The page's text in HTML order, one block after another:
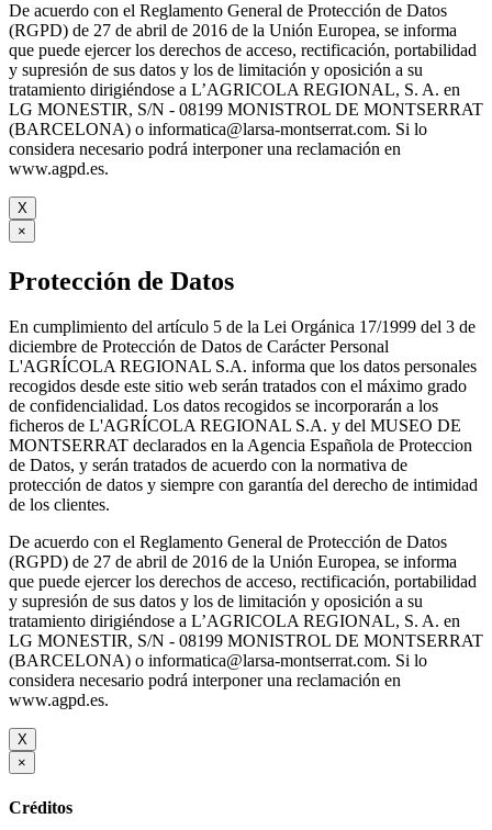
De acuerdo con el Reglamento General de Protección de Datos
(RGPD) de 27 de abril de 2016 de la Unión Europea, se informa
que puede ejercer los derechos de acceso, rectificación, portabilidad
y supresión de sus datos y los de limitación y oposición a su
tratamiento dirigiéndose a L’AGRICOLA REGIONAL, S. A. en
LG MONESTIR, S/N - 08199 MONISTROL DE MONTSERRAT
(BARCELONA) o informatica@larsa-montserrat.com. Si lo
considera necesario podrá interponer una reclamación en
www.agpd.es.
X
×
Protección de Datos
En cumplimiento del artículo 5 de la Lei Orgánica 17/1999 del 3 de
diciembre de Protección de Datos de Carácter Personal
L'AGRÍCOLA REGIONAL S.A. informa que los datos personales
recogidos desde este sitio web serán tratados con el máximo grado
de confidencialidad. Los datos recogidos se incorporarán a los
ficheros de L'AGRÍCOLA REGIONAL S.A. y del MUSEO DE
MONTSERRAT declarados en la Agencia Española de Proteccion
de Datos, y serán tratados de acuerdo con la normativa de
protección de datos y siempre con garantía del derecho de intimidad
de los clientes.
De acuerdo con el Reglamento General de Protección de Datos
(RGPD) de 27 de abril de 2016 de la Unión Europea, se informa
que puede ejercer los derechos de acceso, rectificación, portabilidad
y supresión de sus datos y los de limitación y oposición a su
tratamiento dirigiéndose a L’AGRICOLA REGIONAL, S. A. en
LG MONESTIR, S/N - 08199 MONISTROL DE MONTSERRAT
(BARCELONA) o informatica@larsa-montserrat.com. Si lo
considera necesario podrá interponer una reclamación en
www.agpd.es.
X
×
Créditos